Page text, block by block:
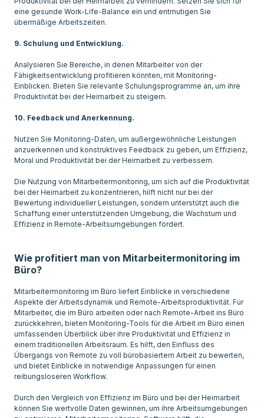
eine gesunde Work-Life-Balance ein und entmutigen Sie
übermäßige Arbeitszeiten.
9. Schulung und Entwicklung.
Analysieren Sie Bereiche, in denen Mitarbeiter von der
Fähigkeitsentwicklung profitieren könnten, mit Monitoring-
Einblicken. Bieten Sie relevante Schulungsprogramme an, um ihre
Produktivität bei der Heimarbeit zu steigern.
10. Feedback und Anerkennung.
Nutzen Sie Monitoring-Daten, um außergewöhnliche Leistungen
anzuerkennen und konstruktives Feedback zu geben, um Effizienz,
Moral und Produktivität bei der Heimarbeit zu verbessern.
Die Nutzung von Mitarbeitermonitoring, um sich auf die Produktivität
bei der Heimarbeit zu konzentrieren, hilft nicht nur bei der
Bewertung individueller Leistungen, sondern unterstützt auch die
Schaffung einer unterstützenden Umgebung, die Wachstum und
Effizienz in Remote-Arbeitsumgebungen fördert.
Wie profitiert man von Mitarbeitermonitoring im
Büro?
Mitarbeitermonitoring im Büro liefert Einblicke in verschiedene
Aspekte der Arbeitsdynamik und Remote-Arbeitsproduktivität. Für
Mitarbeiter, die im Büro arbeiten oder nach Remote-Arbeit ins Büro
zurückkehren, bieten Monitoring-Tools für die Arbeit im Büro einen
umfassenden Überblick über ihre Produktivität und Effizienz in
einem traditionellen Arbeitsraum. Es hilft, den Einfluss des
Übergangs von Remote zu voll bürobasiertem Arbeit zu bewerten,
und bietet Einblicke in notwendige Anpassungen für einen
reibungsloseren Workflow.
Durch den Vergleich von Effizienz im Büro und bei der Heimarbeit
können Sie wertvolle Daten gewinnen, um ihre Arbeitsumgebungen